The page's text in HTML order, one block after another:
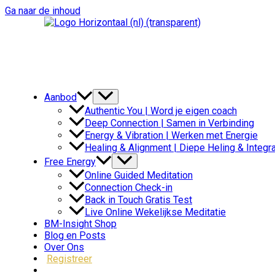
Ga naar de inhoud
Aanbod
Authentic You | Word je eigen coach
Deep Connection | Samen in Verbinding
Energy & Vibration | Werken met Energie
Healing & Alignment | Diepe Heling &
Free Energy
Online Guided Meditation
Connection Check-in
Back in Touch Gratis Test
Live Online Wekelijkse Meditatie
BM-Insight Shop
Blog en Posts
Over Ons
Registreer